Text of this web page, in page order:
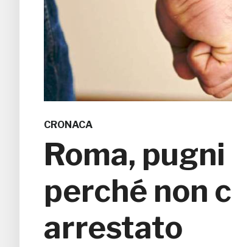
CRONACA
Roma,
perché non
arrestato